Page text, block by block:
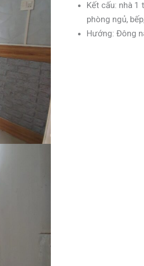
Kết cấu: nhà 1
phòng ngủ,
Hướng: Đông